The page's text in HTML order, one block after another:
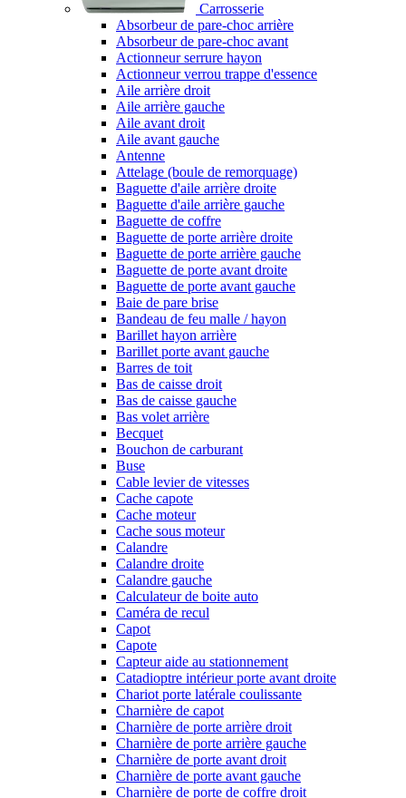
Carrosserie
Absorbeur de pare-choc arrière
Absorbeur de pare-choc avant
Actionneur serrure hayon
Actionneur verrou trappe d'essence
Aile arrière droit
Aile arrière gauche
Aile avant droit
Aile avant gauche
Antenne
Attelage (boule de remorquage)
Baguette d'aile arrière droite
Baguette d'aile arrière gauche
Baguette de coffre
Baguette de porte arrière droite
Baguette de porte arrière gauche
Baguette de porte avant droite
Baguette de porte avant gauche
Baie de pare brise
Bandeau de feu malle / hayon
Barillet hayon arrière
Barillet porte avant gauche
Barres de toit
Bas de caisse droit
Bas de caisse gauche
Bas volet arrière
Becquet
Bouchon de carburant
Buse
Cable levier de vitesses
Cache capote
Cache moteur
Cache sous moteur
Calandre
Calandre droite
Calandre gauche
Calculateur de boite auto
Caméra de recul
Capot
Capote
Capteur aide au stationnement
Catadioptre intérieur porte avant droite
Chariot porte latérale coulissante
Charnière de capot
Charnière de porte arrière droit
Charnière de porte arrière gauche
Charnière de porte avant droit
Charnière de porte avant gauche
Charnière de porte de coffre droit